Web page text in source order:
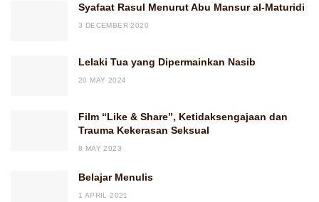
Syafaat Rasul Menurut Abu Mansur al-Maturidi
3 DECEMBER 2020
Lelaki Tua yang Dipermainkan Nasib
20 MAY 2024
Film “Like & Share”, Ketidaksengajaan dan
Trauma Kekerasan Seksual
8 MAY 2023
Belajar Menulis
1 APRIL 2021